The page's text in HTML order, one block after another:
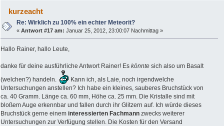
kurzeacht
Re: Wirklich zu 100% ein echter Meteorit?
«Antwort #17 am: Januar 25, 2012, 23:00:07 Nachmittag »
Hallo Rainer, hallo Leute,
danke für deine ausführliche Antwort Rainer! Es könnte sich also um Basalt
(welchen?) handeln.
Kann ich, als Laie, noch irgendwelche
Untersuchungen anstellen? Ich habe ein kleines, sauberes Bruchstück von
ca. 40 Gramm. Länge ca. 60 mm, Höhe ca. 25 mm. Die Kristalle sind mit
bloßem Auge erkennbar und fallen durch ihr Glitzern auf. Ich würde dieses
Bruchstück gerne einem interessierten Fachmann zwecks weiterer
Untersuchungen zur Verfügung stellen. Die Kosten für den Versand